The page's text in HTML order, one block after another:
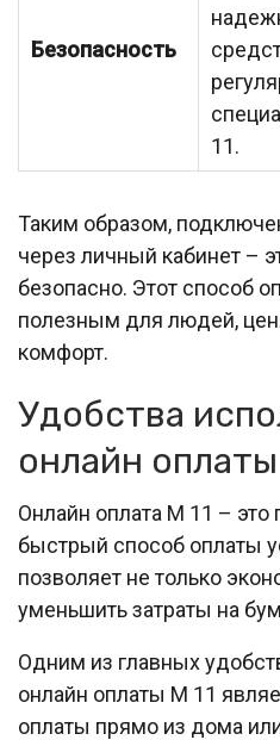
Безопасность
11.
Таким образом,
через личный кабинет –
безопасно. Этот способ
полезным для людей,
комфорт.
Удобства
онлайн
Онлайн оплата М 11 – это
быстрый способ оплаты
позволяет не только
уменьшить затраты на
Одним из главных
онлайн оплаты М 11
оплаты прямо из дома